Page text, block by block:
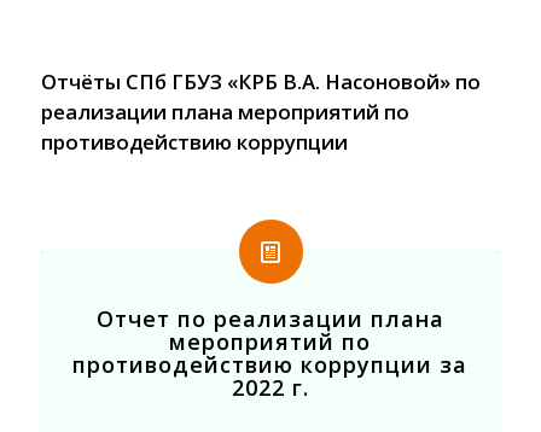
Отчёты СПб ГБУЗ «КРБ В.А. Насоновой» по
реализации плана мероприятий по
противодействию коррупции
Отчет по реализации плана
мероприятий по
противодействию коррупции за
2022 г.